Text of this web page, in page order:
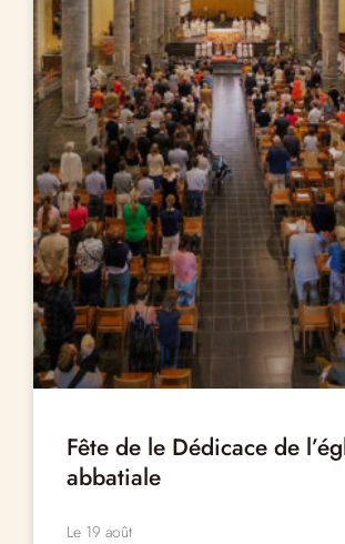
Fête de le Dédicace de
abbatiale
Le 19 août